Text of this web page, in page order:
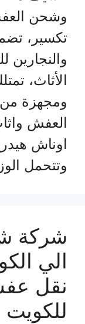
وشحن
تكسير،
والنجارين
الأثاث،
ومجهزة من
العفش
اوناش
وتتحمل
شركة
نقل
للكويت